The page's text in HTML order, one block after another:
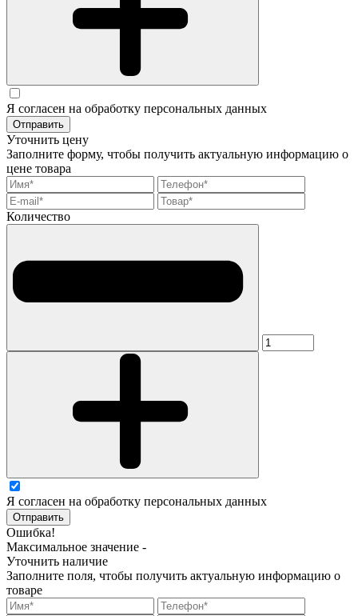
Я согласен на обработку персональных данных
Отправить
Уточнить цену
Заполните форму, чтобы получить актуальную информацию о
цене товара
Количество
Я согласен на обработку персональных данных
Отправить
Ошибка!
Максимальное значение -
Уточнить наличие
Заполните поля, чтобы получить актуальную информацию о
товаре